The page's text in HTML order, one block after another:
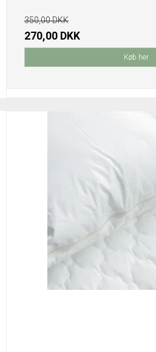
350,00 DKK
270,00 DKK
Køb her